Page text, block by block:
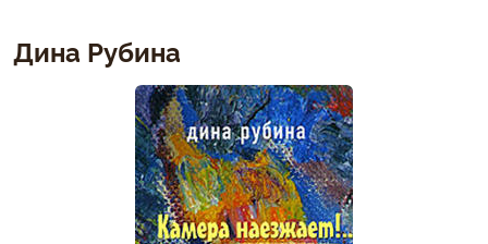
Дина Рубина